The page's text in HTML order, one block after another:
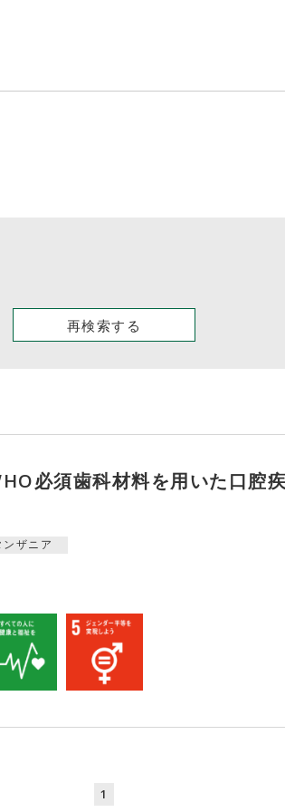
再検索する
必須歯科材料を用いた口腔
ンザニア
1